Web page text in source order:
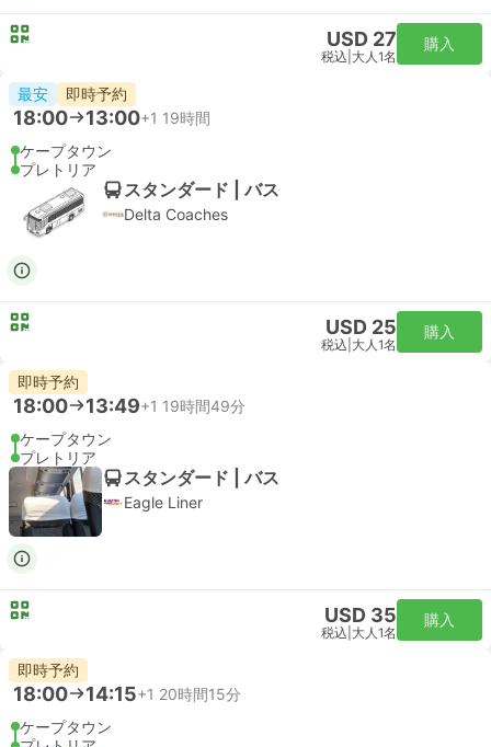
USD 27
税込 大人1名
購入
最安 即時予約
18:00 13:00+1 19時間
ケープタウン
プレトリア
スタンダード | バス
Delta Coaches
USD 25
税込 大人1名
購入
即時予約
18:00 13:49+1 19時間49分
ケープタウン
プレトリア
スタンダード | バス
Eagle Liner
USD 35
税込 大人1名
購入
即時予約
18:00 14:15+1 20時間15分
ケープタウン